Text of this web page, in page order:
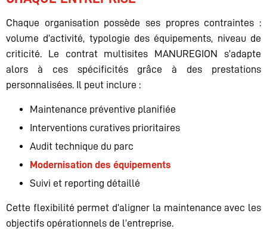
Chaque organisation possède ses propres contraintes :
volume d’activité, typologie des équipements, niveau de
criticité. Le contrat multisites MANUREGION s’adapte
alors à ces spécificités grâce à des prestations
personnalisées. Il peut inclure :
Maintenance préventive planifiée
Interventions curatives prioritaires
Audit technique du parc
Modernisation des équipements
Suivi et reporting détaillé
Cette flexibilité permet d’aligner la maintenance avec les
objectifs opérationnels de l’entreprise.